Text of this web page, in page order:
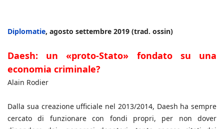
Diplomatie, agosto settembre 2019 (trad. ossin)
Daesh: un «proto-Stato» fondato su una
economia criminale?
Alain Rodier
Dalla sua creazione ufficiale nel 2013/2014, Daesh ha sempre
cercato di funzionare con fondi propri, per non dover